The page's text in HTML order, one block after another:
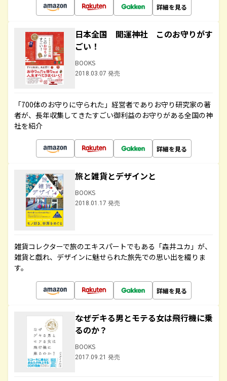
詳細を見る
日本全国 開運神社 このお守りがす
ごい！
BOOKS
2018.03.07 発売
「700体のお守りに守られた」経営者でありお守り研究家の著
者が、長年収集してきたすごい御利益のお守りがある全国の神
社を紹介
詳細を見る
旅と雑貨とデザインと
BOOKS
2018.01.17 発売
雑貨コレクターで旅のエキスパートでもある「森井ユカ」が、
雑貨と戯れ、デザインに魅せられた旅先での思い出を綴りま
す。
詳細を見る
なぜデキる男とモテる女は飛行機に乗
るのか？
BOOKS
2017.09.21 発売